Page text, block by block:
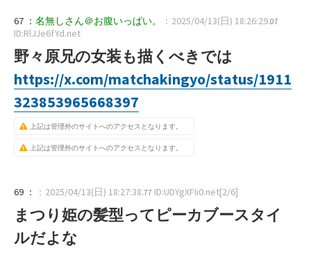
67 ： 名無しさん＠お腹いっぱい。 ：2025/04/13(日) 18:26:29.07
ID:RlJJe6fYd.net
野々原兄の女装も描くべきでは
https://x.com/matchakingyo/status/1911
323853965668397
上記は管理外のサイトへのアクセスとなります。
上記は管理外のサイトへのアクセスとなります。
69 ： ：2025/04/13(日) 18:27:38.77 ID:UDYgXFIi0.net[2/6]
まつり姫の髪型ってピーカブースタイ
ルだよな